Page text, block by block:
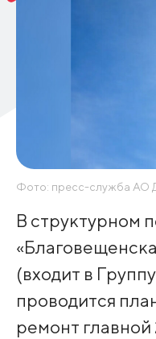
Фото: пресс-служба АО
В структурном
(входит в
проводится
ремонт